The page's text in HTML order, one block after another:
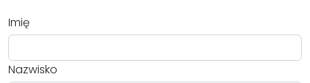
Imię
Nazwisko